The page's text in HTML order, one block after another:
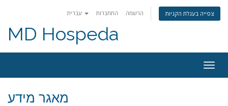
התחברות הרשמה צפייה בעגלת הקניות
MD Hospeda
ניווט
מאגר מידע